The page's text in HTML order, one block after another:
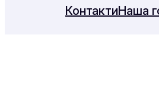
КонтактиНаша